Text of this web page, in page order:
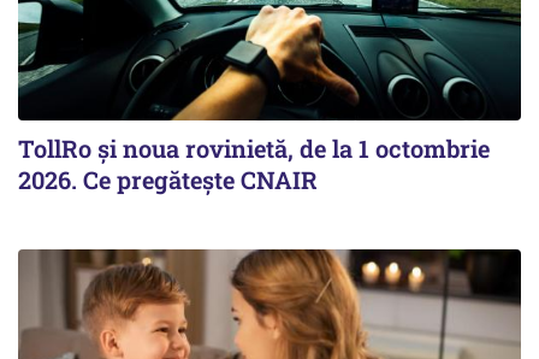
TollRo şi noua rovinietă, de la 1 octombrie
2026. Ce pregăteşte CNAIR